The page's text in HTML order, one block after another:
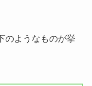
のようなものが挙